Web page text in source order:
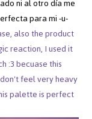
ni al otro día me
para mi -u-
also the product
reaction, I used it
:3 becuase this
feel very heavy
palette is perfect